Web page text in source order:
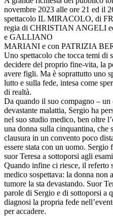
novembre 2023 alle ore 21 ed il
spettacolo IL MIRACOLO, di
regia di CHRISTIAN ANGELI
e GALLIANO
MARIANI e con PATRIZIA
Uno spettacolo che tocca temi di
decidere del proprio fine-vita, la
avere figli. Ma è soprattutto uno
lutto e sulla fede, intesa come
di realtà.
Da quando il suo compagno – un
devastante malattia, Sergio ha
nel suo studio medico, ben oltre
una donna sulla cinquantina, che
clausura in un convento poco
essere stata con un uomo.
suor Teresa a sottoporsi agli
Quando infine ci riesce, il referto
medico sospettava: la donna non
tumore la sta devastando. Suor
parole di Sergio e di sottoporsi a
diagnosi la propria fede
per accadere.